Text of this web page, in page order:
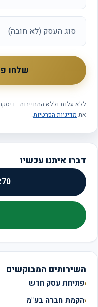
העסק
שלחו
ללא עלות וללא התחייבות ·
אתמדיניות הפרטיות.
דברו איתנו עכשיו
השירותים המבוקשים
פתיחת עסק חדש
הקמת חברה בע"מ